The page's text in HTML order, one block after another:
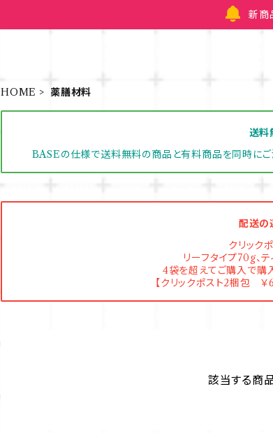
新商
HOME 薬膳材料
送料
BASEの仕様で送料無料の商品と有料商品を同時にご
配送の
クリック
リーフタイプ70g、
4袋を超えてご購入で
【クリックポスト2梱包 ￥
該当する商